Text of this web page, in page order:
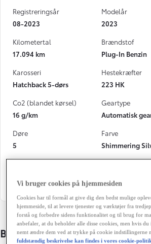
Registreringsår
08-2023
Modelår
2023
Kilometertal
17.094 km
Brændstof
Plug-In Benzin
Karosseri
Hatchback 5-dørs
Hestekræfter
223 HK
Co2 (blandet kørsel)
16 g/km
Geartype
Automatisk
Døre
5
Farve
Shimmering
Bildetaljer
Vi bruger cookies på hjemmesiden
Cookies har til formål at give dig den bedst mulige
hjemmeside, til at levere tjenester og værktøjer fra
forstå og forbedre sidens funktionalitet og til brug for
anbefaler, at du beholder alle disse cookies, men hvis
nemt ændre dem ved at trykke på cookie indstillingerne
fuldstændig beskrivelse kan findes i vores cookie-